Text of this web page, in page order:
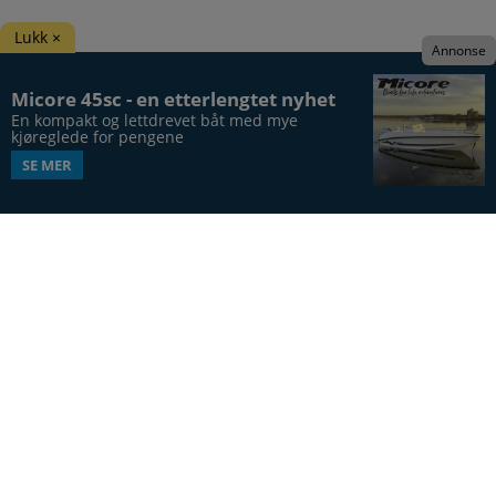
Micore 45sc - en etterlengtet nyhet
En kompakt og lettdrevet båt med mye
kjøreglede for pengene
SE MER
Annonse
Lukk ×